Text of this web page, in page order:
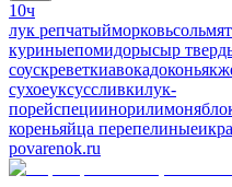
10ч
лук репчатыйморковьсоль
куриныепомидорысыр
соускреветкиавокадоконьяк
сухоеуксуссливкилук-
порейспециинорилимон
кореньяйца перепелиныеикра
povarenok.ru